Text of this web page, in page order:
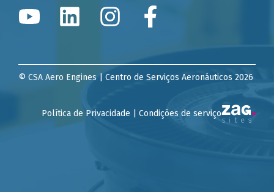
© CSA Aero Engines | Centro de Serviços Aeronáuticos 2026
Política de Privacidade | Condições de serviço